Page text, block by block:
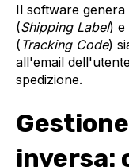
Il software
(Shipping Label) e
( Tracking Code)
all'email
spedizione.
inversa: